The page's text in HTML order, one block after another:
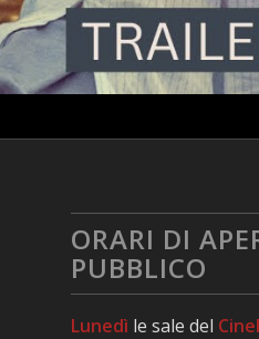
ORARI DI
PUBBLICO
Lunedì le sale del